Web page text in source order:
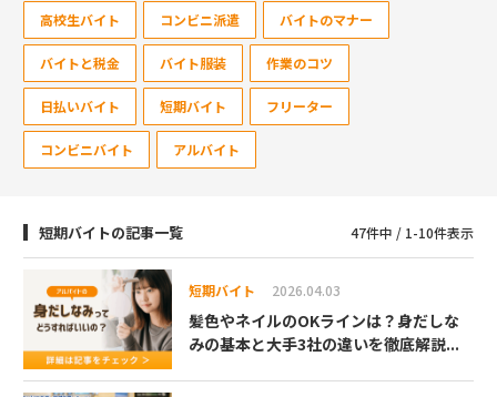
高校生バイト コンビニ派遣 バイトのマナー
バイトと税金 バイト服装 作業のコツ
日払いバイト 短期バイト フリーター
コンビニバイト アルバイト
短期バイトの記事一覧 47件中 / 1-10件表示
短期バイト 2026.04.03
髪色やネイルのOKラインは？身だしな
みの基本と大手3社の違いを徹底解説...